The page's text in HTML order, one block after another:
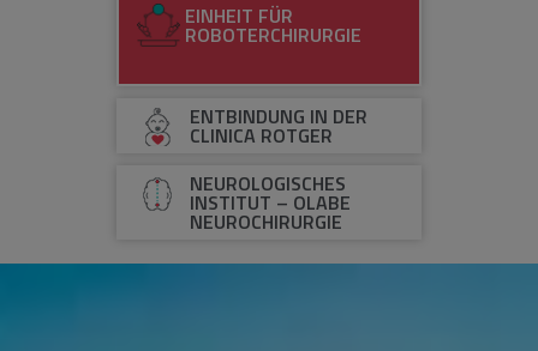
EINHEIT FÜR
ROBOTERCHIRURGIE
ENTBINDUNG IN DER
CLINICA ROTGER
NEUROLOGISCHES
INSTITUT – OLABE
NEUROCHIRURGIE